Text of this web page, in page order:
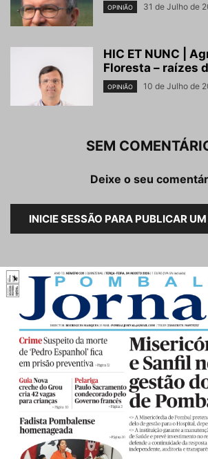
OPINIÃO 31 de Julho de
HIC ET NUNC |
Floresta – raízes
OPINIÃO 10 de Julho de
SEM
Deixe o seu
INICIE SESSÃO PARA PUBLICAR